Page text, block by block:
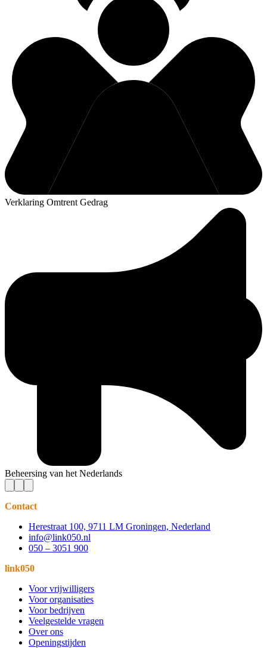
Verklaring Omtrent Gedrag
Beheersing van het Nederlands
Contact
Herestraat 100, 9711 LM Groningen, Nederland
info@link050.nl
050 – 3051 900
link050
Voor vrijwilligers
Voor organisaties
Voor bedrijven
Veelgestelde vragen
Over ons
Openingstijden